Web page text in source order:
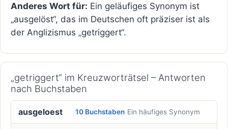
Anderes Wort für: Ein geläufiges Synonym ist
„ausgelöst“, das im Deutschen oft präziser ist als
der Anglizismus „getriggert“.
„getriggert“ im Kreuzworträtsel – Antworten
nach Buchstaben
ausgeloest 10 Buchstaben Ein häufiges Synonym